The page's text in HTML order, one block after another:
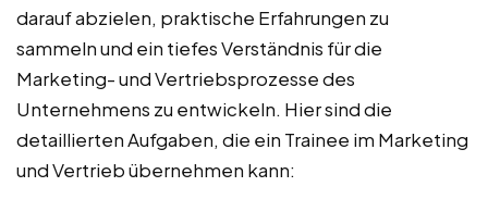
darauf abzielen, praktische Erfahrungen zu
sammeln und ein tiefes Verständnis für die
Marketing- und Vertriebsprozesse des
Unternehmens zu entwickeln. Hier sind die
detaillierten Aufgaben, die ein Trainee im Marketing
und Vertrieb übernehmen kann: